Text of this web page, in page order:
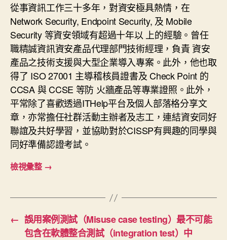
從事資訊工作三十多年，對資安極具熱情，在
Network Security, Endpoint Security, 及 Mobile
Security 等資安領域有超過十年以 上的經驗。曾任
職精誠資訊資安產品代理部門技術經理，負責 資安
產品之技術支援與大型企業導入專案。此外，他也取
得了 ISO 27001 主導稽核員證書及 Check Point 的
CCSA 與 CCSE 等防 火牆產品等專業證照。此外，
平常除了喜歡透過ITHelp平台及個人部落格分享文
章，亦常擔任社群活動主辦者及志工，連結資安同好
聯誼及共好學習，並協助對於CISSP有興趣的同學與
同好準備認證考試。
檢視彙整 →
← 誤用案例測試（Misuse case testing）最不可能
包含在軟體整合測試（integration test）中